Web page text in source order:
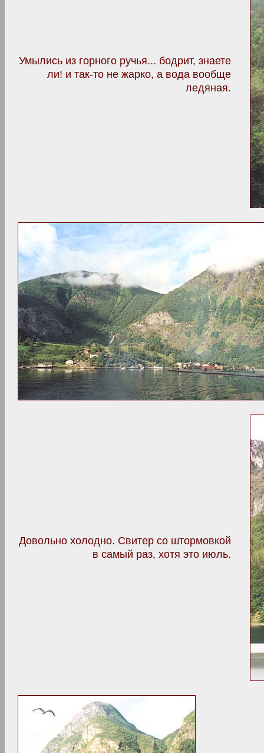
Умылись из горного ручья... бодрит, знаете
ли! и так-то не жарко, а вода вообще
ледяная.
Довольно холодно. Свитер со штормовкой
в самый раз, хотя это июль.